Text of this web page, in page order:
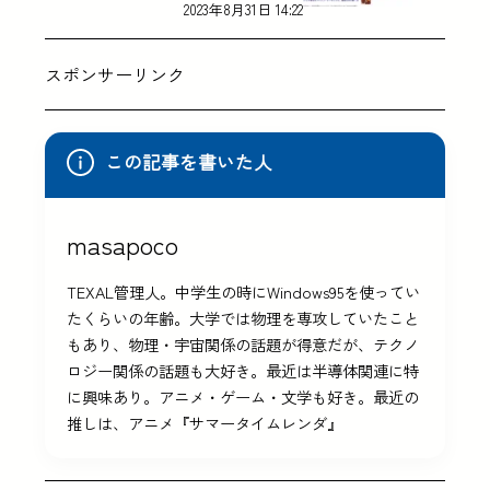
2023年8月31日 14:22
スポンサーリンク
この記事を書いた人
masapoco
TEXAL管理人。中学生の時にWindows95を使ってい
たくらいの年齢。大学では物理を専攻していたこと
もあり、物理・宇宙関係の話題が得意だが、テクノ
ロジー関係の話題も大好き。最近は半導体関連に特
に興味あり。アニメ・ゲーム・文学も好き。最近の
推しは、アニメ『サマータイムレンダ』